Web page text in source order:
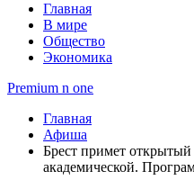
Главная
В мире
Общество
Экономика
Premium n one
Главная
Афиша
Брест примет
академической.